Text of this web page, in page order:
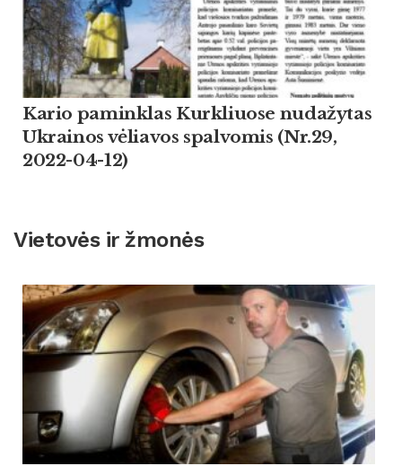
Kario paminklas Kurkliuose nudažytas
Ukrainos vėliavos spalvomis (Nr.29,
2022-04-12)
Vietovės ir žmonės